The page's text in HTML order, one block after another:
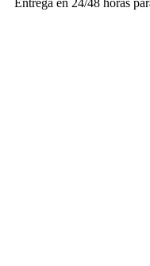
Entrega en 24/48 horas